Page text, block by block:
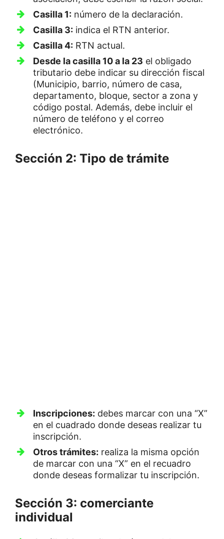
Casilla 1: número de la declaración.
Casilla 3: indica el RTN anterior.
Casilla 4: RTN actual.
Desde la casilla 10 a la 23 el obligado
tributario debe indicar su dirección fiscal
(Municipio, barrio, número de casa,
departamento, bloque, sector a zona y
código postal. Además, debe incluir el
número de teléfono y el correo
electrónico.
Sección 2: Tipo de trámite
Inscripciones: debes marcar con una “X”
en el cuadrado donde deseas realizar tu
inscripción.
Otros trámites: realiza la misma opción
de marcar con una “X” en el recuadro
donde deseas formalizar tu inscripción.
Sección 3: comerciante
individual